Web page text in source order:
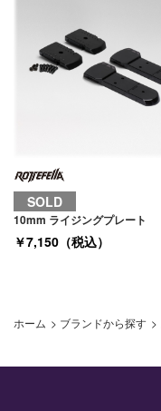
SOLD
10mm ライジングプレート
￥7,150（税込）
ホーム > ブランドから探す >